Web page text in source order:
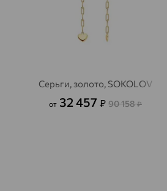
Серьги, золото, SOKOLOV
от 32 457 ₽ 90 158₽